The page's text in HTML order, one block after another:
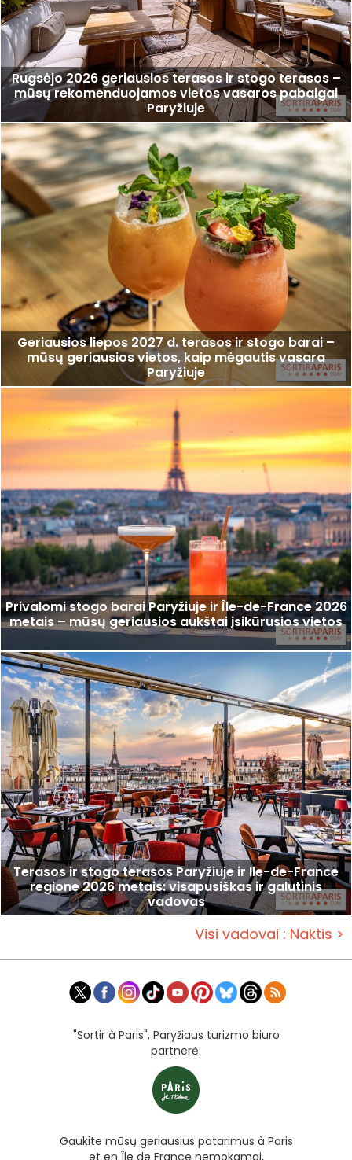
Rugsėjo 2026 geriausios terasos ir stogo terasos –
mūsų rekomenduojamos vietos vasaros pabaigai
Paryžiuje
Geriausios liepos 2027 d. terasos ir stogo barai –
mūsų geriausios vietos, kaip mėgautis vasara
Paryžiuje
Privalomi stogo barai Paryžiuje ir Île-de-France 2026
metais – mūsų geriausios aukštai įsikūrusios vietos
Terasos ir stogo terasos Paryžiuje ir Ile-de-France
regione 2026 metais: visapusiškas ir galutinis
vadovas
Visi vadovai : Naktis >
"Sortir à Paris", Paryžiaus turizmo biuro
partnerė:
Gaukite mūsų geriausius patarimus à Paris
et en Île de France nemokamai,